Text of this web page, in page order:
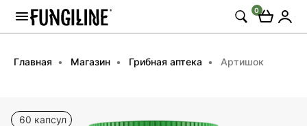
0
Главная Магазин Грибная аптека Артишок
60 капсул